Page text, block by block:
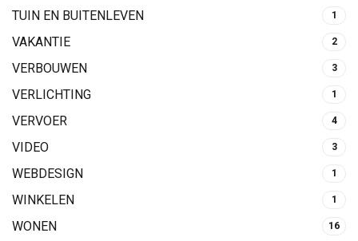
TUIN EN BUITENLEVEN 1
VAKANTIE 2
VERBOUWEN 3
VERLICHTING 1
VERVOER 4
VIDEO 3
WEBDESIGN 1
WINKELEN 1
WONEN 16